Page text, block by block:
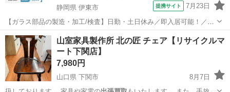
静岡県 伊東市
提携サイト 7月23日
【ガラス部品の製造・加工/検査】日勤・土日休み／即入居可能！／伊
豆でのんびりライフ♪ ガラス部品の製造・加工/検査 【株式会社平山で
の正社員採用（無期雇用派遣）となります】 「2人で同じ職場で働き
たい」 「仕事も休みも一...
静岡 伊東市 その他
山室家具製作所 北の匠 チェア【リサイクルマ
ート下関店】
7,980円
山口県 下関市
8月7日